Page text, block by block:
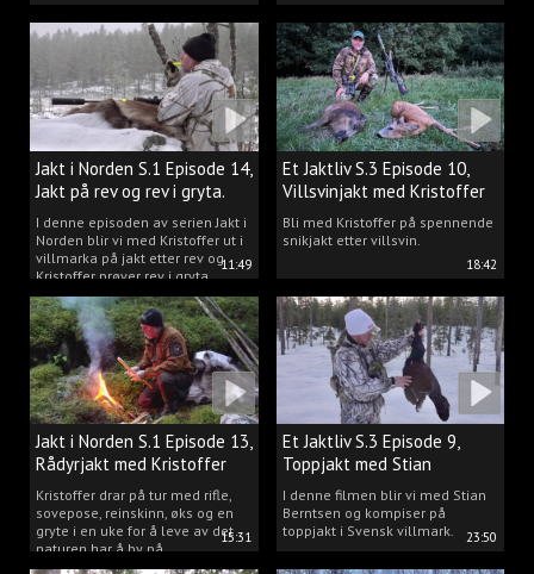
11:49
Jakt i Norden S.1 Episode 14,
Jakt på rev og rev i gryta.
I denne episoden av serien Jakt i
Norden blir vi med Kristoffer ut i
villmarka på jakt etter rev og
Kristoffer prøver rev i gryta.
18:42
Et Jaktliv S.3 Episode 10,
Villsvinjakt med Kristoffer
Bli med Kristoffer på spennende
snikjakt etter villsvin.
15:31
Jakt i Norden S.1 Episode 13,
Rådyrjakt med Kristoffer
Clausen
Kristoffer drar på tur med rifle,
sovepose, reinskinn, øks og en
gryte i en uke for å leve av det
naturen har å by på.
23:50
Et Jaktliv S.3 Episode 9,
Toppjakt med Stian
Berntsen
I denne filmen blir vi med Stian
Berntsen og kompiser på
toppjakt i Svensk villmark.